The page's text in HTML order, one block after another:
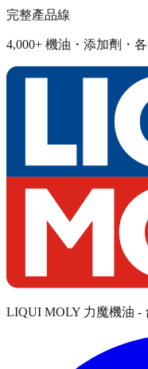
完整產品線
4,000+ 機油・添加劑・
LIQUI MOLY 力魔機油 -